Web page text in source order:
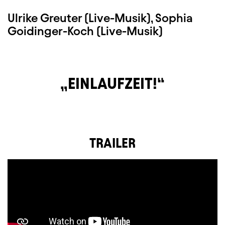
Ulrike Greuter (Live-Musik), Sophia
Goidinger-Koch (Live-Musik)
EINLAUFZEIT!
TRAILER